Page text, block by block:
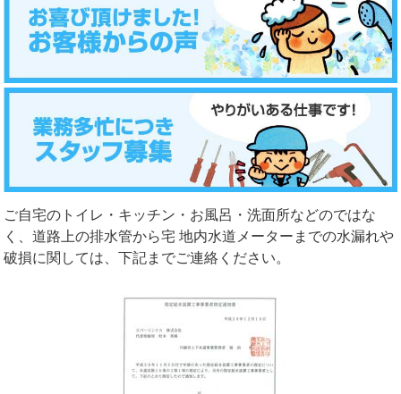
ご自宅のトイレ・キッチン・お風呂・洗面所などのではな
く、道路上の排水管から宅 地内水道メーターまでの水漏れや
破損に関しては、下記までご連絡ください。